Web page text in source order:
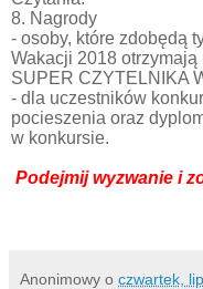
8. Nagrody
- osoby, które zdobędą
Wakacji 2018 otrzymają
SUPER CZYTELNIKA
- dla uczestników
pocieszenia oraz
w konkursie.
Podejmij wyzwanie i
Anonimowy o czwartek,